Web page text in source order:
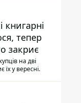
книгарні
тепер
закриє
на дві
їх у вересні.